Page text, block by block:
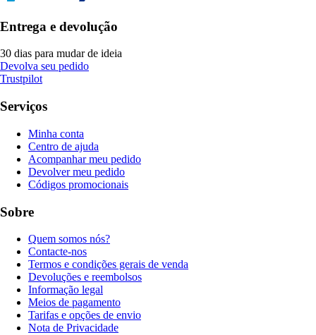
Entrega e devolução
30 dias para mudar de ideia
Devolva seu pedido
Trustpilot
Serviços
Minha conta
Centro de ajuda
Acompanhar meu pedido
Devolver meu pedido
Códigos promocionais
Sobre
Quem somos nós?
Contacte-nos
Termos e condições gerais de venda
Devoluções e reembolsos
Informação legal
Meios de pagamento
Tarifas e opções de envio
Nota de Privacidade